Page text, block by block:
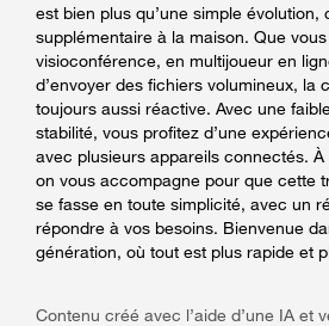
est bien plus qu’une simple évolution,
supplémentaire à la maison. Que
visioconférence, en multijoueur en
d’envoyer des fichiers volumineux, la
toujours aussi réactive. Avec une
stabilité, vous profitez d’une
avec plusieurs appareils connectés.
on vous accompagne pour que cette
se fasse en toute simplicité, avec un
répondre à vos besoins. Bienvenue
génération, où tout est plus rapide et
Contenu créé avec l’aide d’une IA et